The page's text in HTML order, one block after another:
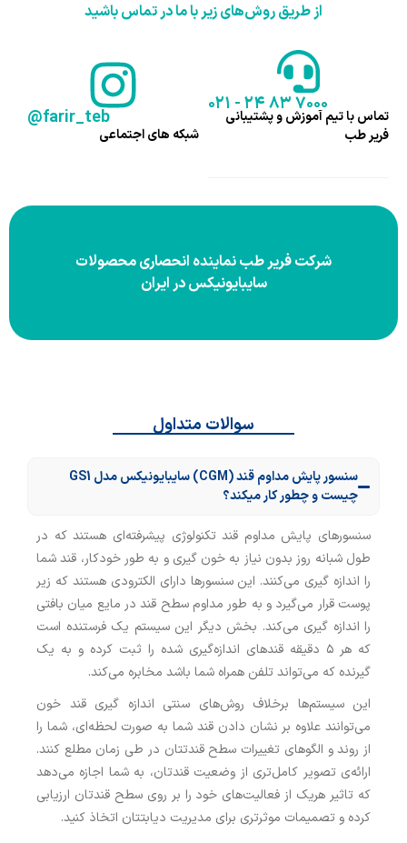
از طریق روش‌های زیر با ما در تماس باشید
۰۲۱ - ۲۴ ۸۳ ۷۰۰۰
تماس با تیم آموزش و پشتیبانی
فریر طب
@farir_teb
شبکه های اجتماعی
شرکت فریر طب نماینده انحصاری محصولات
سایبایونیکس در ایران
سوالات متداول
سنسور پایش مداوم قند (CGM) سایبایونیکس مدل GS1
چیست و چطور کار میکند؟
سنسورهای پایش مداوم قند تکنولوژی پیشرفته‌ای هستند که در
طول شبانه روز بدون نیاز به خون گیری و به طور خودکار، قند شما
را اندازه گیری می‌کنند. این سنسورها دارای الکترودی هستند که زیر
پوست قرار می‌گیرد و به طور مداوم سطح قند در مایع میان بافتی
را اندازه گیری می‌کند. بخش دیگر این سیستم یک فرستنده است
که هر ۵ دقیقه قندهای اندازه‌گیری شده را ثبت کرده و به یک
گیرنده که می‌تواند تلفن همراه شما باشد مخابره می‌کند.
این سیستم‌ها برخلاف روش‌های سنتی اندازه گیری قند خون
می‌توانند علاوه بر نشان دادن قند شما به صورت لحظه‌ای، شما را
از روند و الگوهای تغییرات سطح قندتتان در طی زمان مطلع کنند.
ارائه‌ی تصویر کامل‌تری از وضعیت قندتان، به شما اجازه می‌دهد
که تاثیر هریک از فعالیت‌های خود را بر روی سطح قندتان ارزیابی
کرده و تصمیمات موثرتری برای مدیریت دیابتتان اتخاذ کنید.